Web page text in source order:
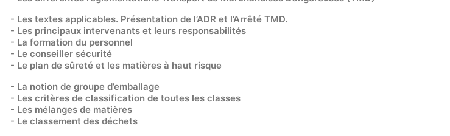
- Les textes applicables. Présentation de l’ADR et l’Arrêté TMD.
- Les principaux intervenants et leurs responsabilités
- La formation du personnel
- Le conseiller sécurité
- Le plan de sûreté et les matières à haut risque
- La notion de groupe d’emballage
- Les critères de classification de toutes les classes
- Les mélanges de matières
- Le classement des déchets